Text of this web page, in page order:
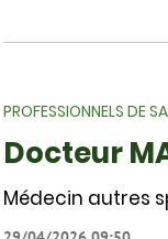
PROFESSIONNELS DE
Docteur
Médecin autres